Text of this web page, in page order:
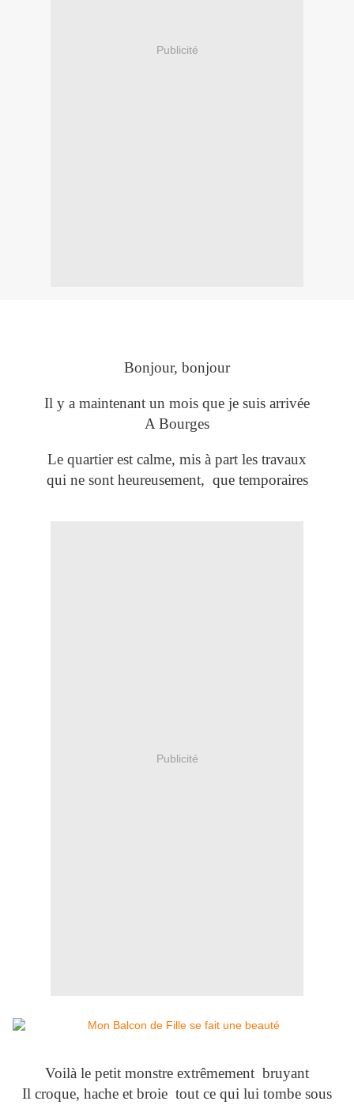
Publicité
Bonjour, bonjour
Il y a maintenant un mois que je suis arrivée
A Bourges
Le quartier est calme, mis à part les travaux
qui ne sont heureusement, que temporaires
Publicité
Voilà le petit monstre extrêmement bruyant
Il croque, hache et broie tout ce qui lui tombe sous